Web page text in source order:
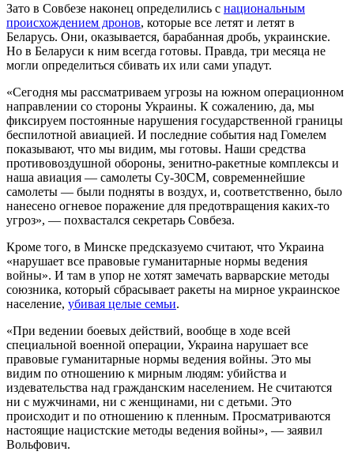
Зато в Совбезе наконец определились с национальным
происхождением дронов, которые все летят и летят в
Беларусь. Они, оказывается, барабанная дробь, украинские.
Но в Беларуси к ним всегда готовы. Правда, три месяца не
могли определиться сбивать их или сами упадут.
«Сегодня мы рассматриваем угрозы на южном операционном
направлении со стороны Украины. К сожалению, да, мы
фиксируем постоянные нарушения государственной границы
беспилотной авиацией. И последние события над Гомелем
показывают, что мы видим, мы готовы. Наши средства
противовоздушной обороны, зенитно-ракетные комплексы и
наша авиация — самолеты Су-30СМ, современнейшие
самолеты — были подняты в воздух, и, соответственно, было
нанесено огневое поражение для предотвращения каких-то
угроз», — похвастался секретарь Совбеза.
Кроме того, в Минске предсказуемо считают, что Украина
«нарушает все правовые гуманитарные нормы ведения
войны». И там в упор не хотят замечать варварские методы
союзника, который сбрасывает ракеты на мирное украинское
население, убивая целые семьи.
«При ведении боевых действий, вообще в ходе всей
специальной военной операции, Украина нарушает все
правовые гуманитарные нормы ведения войны. Это мы
видим по отношению к мирным людям: убийства и
издевательства над гражданским населением. Не считаются
ни с мужчинами, ни с женщинами, ни с детьми. Это
происходит и по отношению к пленным. Просматриваются
настоящие нацистские методы ведения войны», — заявил
Вольфович.